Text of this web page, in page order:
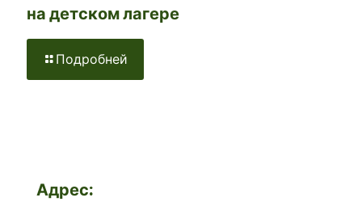
на детском лагере
Подробней
Адрес: